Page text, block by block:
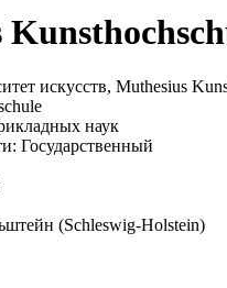
наук
: Государственный
(Schleswig-Holstein)